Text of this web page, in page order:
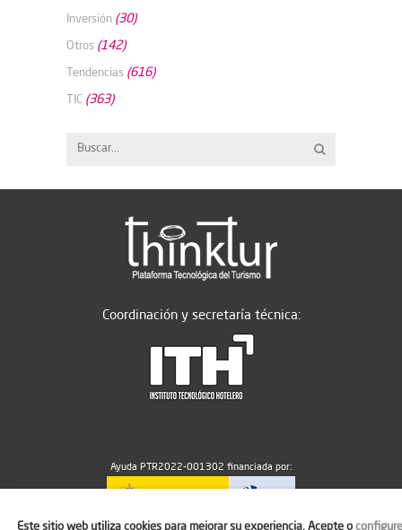
Inversión (30)
Otros (142)
Tendencias (616)
TIC (363)
Coordinación y secretaría técnica:
Ayuda PTR2022-001302 financiada por:
Este sitio web utiliza cookies para mejorar su experiencia. Acepte oconfigure